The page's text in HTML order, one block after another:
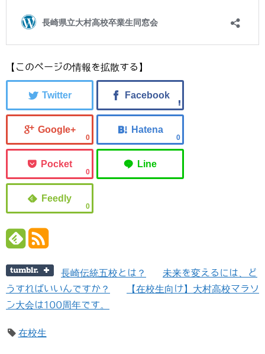
【このページの情報を拡散する】
0 0
0
0
長崎伝統五校とは？
未来を変えるには、ど
うすればいいんですか？
【在校生向け】大村高校マラソ
ン大会は100周年です。
在校生